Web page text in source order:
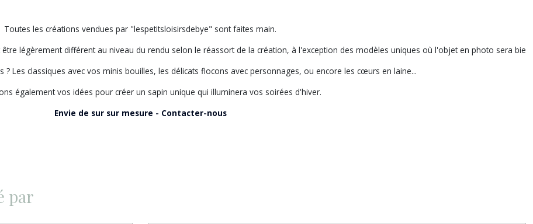
Toutes les créations vendues par "lespetitsloisirsdebye" sont faites main.
légèrement différent au niveau du rendu selon le réassort de la création, à l'exception des modèles uniques où l'objet en photo sera bien
? Les classiques avec vos minis bouilles, les délicats flocons avec personnages, ou encore les cœurs en laine...
également vos idées pour créer un sapin unique qui illuminera vos soirées d'hiver.
Envie de sur sur mesure - Contacter-nous
par